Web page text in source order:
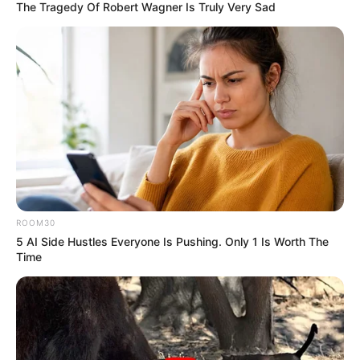
Une quarantaine de pronostics de la meilleure presse du
PMU à consulter un peu plus bas sur cette même page.
Synthèse incontournable du Quinté du jour
en 5 chevaux proposée par Logic-Prono
Nouveau!Obtenez en quelques secondes le meilleur
pronostic Quinté du jour. Grâce à cette nouvelle version de
LOGIC-PRONO, le simulateur automatique de pronostics
PMU. Véritable service en or offert aux parieurs, pour un
Turf 100% gratuit. Choisissez parmi les 38 pronostics de la
Quelle est l’arrivée et qui est le cheval
gagnant du PRIX DE SAINT POURCAIN SUR
The Tragedy Of Robert Wagner Is Truly Very Sad
ROOM30
5 AI Side Hustles Everyone Is Pushing. Only 1 Is Worth The
Time